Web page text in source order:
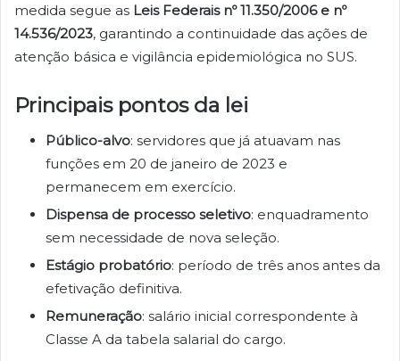
medida segue as Leis Federais nº 11.350/2006 e nº
14.536/2023, garantindo a continuidade das ações de
atenção básica e vigilância epidemiológica no SUS.
Principais pontos da lei
Público-alvo: servidores que já atuavam nas
funções em 20 de janeiro de 2023 e
permanecem em exercício.
Dispensa de processo seletivo: enquadramento
sem necessidade de nova seleção.
Estágio probatório: período de três anos antes da
efetivação definitiva.
Remuneração: salário inicial correspondente à
Classe A da tabela salarial do cargo.